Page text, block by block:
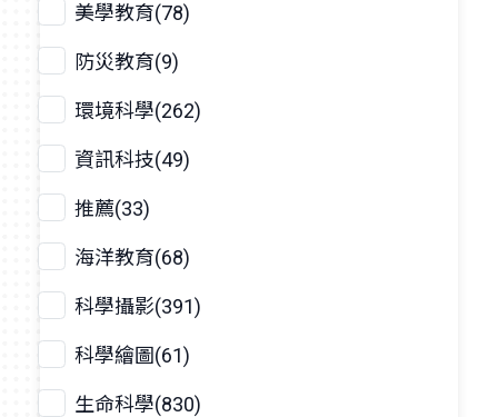
美學教育(78)
防災教育(9)
環境科學(262)
資訊科技(49)
推薦(33)
海洋教育(68)
科學攝影(391)
科學繪圖(61)
生命科學(830)